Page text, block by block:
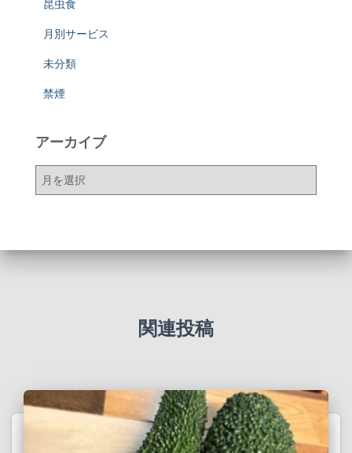
昆虫食
月別サービス
未分類
禁煙
アーカイブ
ア
関連投稿